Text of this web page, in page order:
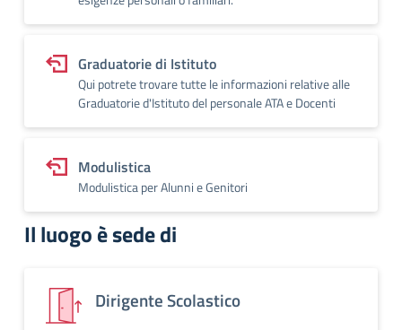
Graduatorie di Istituto
Qui potrete trovare tutte le informazioni relative alle
Graduatorie d'Istituto del personale ATA e Docenti
Modulistica
Modulistica per Alunni e Genitori
Il luogo è sede di
Dirigente Scolastico